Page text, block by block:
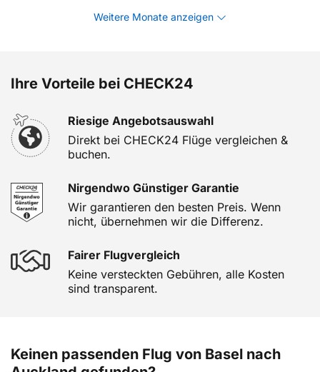
Weitere Monate anzeigen
Ihre Vorteile bei CHECK24
Riesige Angebotsauswahl
Direkt bei CHECK24 Flüge vergleichen &
buchen.
Nirgendwo Günstiger Garantie
Wir garantieren den besten Preis. Wenn
nicht, übernehmen wir die Differenz.
Fairer Flugvergleich
Keine versteckten Gebühren, alle Kosten
sind transparent.
Keinen passenden Flug von Basel nach